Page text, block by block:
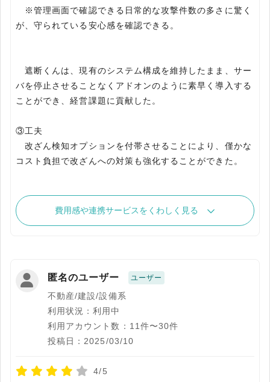
※管理画面で確認できる日常的な攻撃件数の多さに驚く
が、守られている安心感を確認できる。
遮断くんは、現有のシステム構成を維持したまま、サー
バを停止させることなくアドオンのように素早く導入する
ことができ、経営課題に貢献した。
③工夫
改ざん検知オプションを付帯させることにより、僅かな
費用感や連携サービスをくわしく見る
匿名のユーザー ユーザー
不動産/建設/設備系
利用状況：利用中
利用アカウント数：11件〜30件
投稿日：2025/03/10
4/5